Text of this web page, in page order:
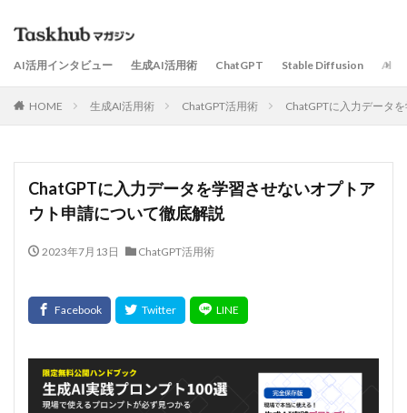
AI活用インタビュー 生成AI活用術 ChatGPT Stable Diffusion AIサ
HOME 生成AI活用術 ChatGPT活用術 ChatGPTに入力データ
ChatGPTに入力データを学習させないオプトア
ウト申請について徹底解説
2023年7月13日 ChatGPT活用術